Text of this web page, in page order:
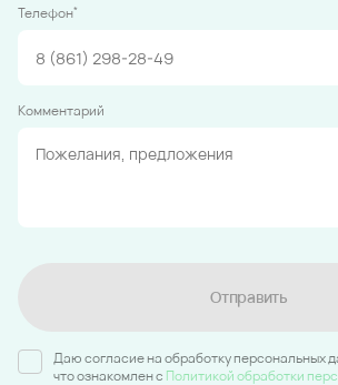
Телефон*
Комментарий
Отправить
Даю согласие на обработку персональных
что ознакомлен c Политикой обработки